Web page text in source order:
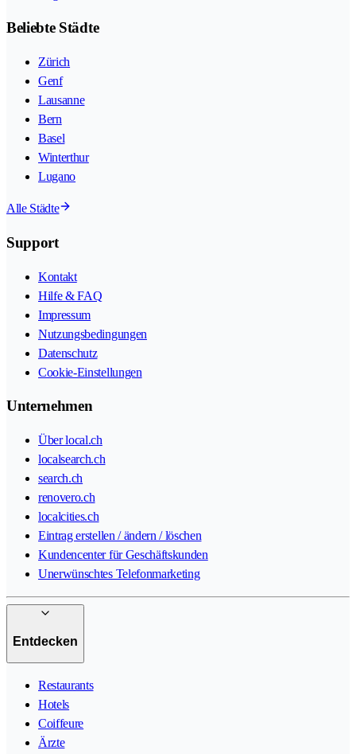
Beliebte Städte
Zürich
Genf
Lausanne
Bern
Basel
Winterthur
Lugano
Alle Städte
Support
Kontakt
Hilfe & FAQ
Impressum
Nutzungsbedingungen
Datenschutz
Cookie-Einstellungen
Unternehmen
Über local.ch
localsearch.ch
search.ch
renovero.ch
localcities.ch
Eintrag erstellen / ändern / löschen
Kundencenter für Geschäftskunden
Unerwünschtes Telefonmarketing
Entdecken
Restaurants
Hotels
Coiffeure
Ärzte